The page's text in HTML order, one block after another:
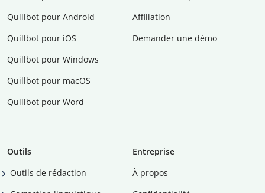
Quillbot pour Android
Quillbot pour iOS
Quillbot pour Windows
Quillbot pour macOS
Quillbot pour Word
Affiliation
Demander une démo
Outils
Outils de rédaction
Entreprise
À propos